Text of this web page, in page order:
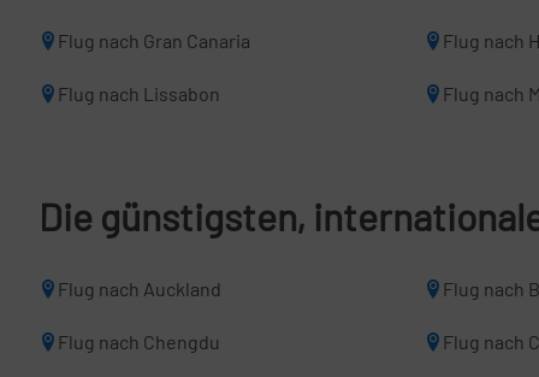
Flug nach Gran Canaria Flug nach
Flug nach Lissabon Flug nach
Die günstigsten,
Flug nach Auckland Flug nach
Flug nach Chengdu Flug nach